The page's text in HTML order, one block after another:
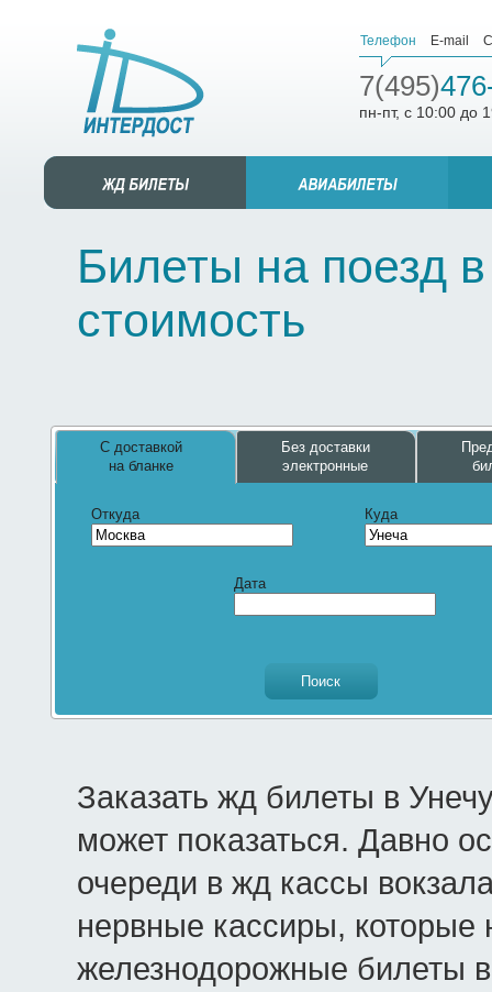
Телефон E-mail
7(495)
пн-пт, с 10:00 до
Билеты на поезд
стоимость
С доставкой
на бланке
Без доставки
электронные
Откуда Куда
Дата
Заказать жд билеты в
может показаться. Давно
очереди в жд кассы
нервные кассиры, которые
железнодорожные билеты